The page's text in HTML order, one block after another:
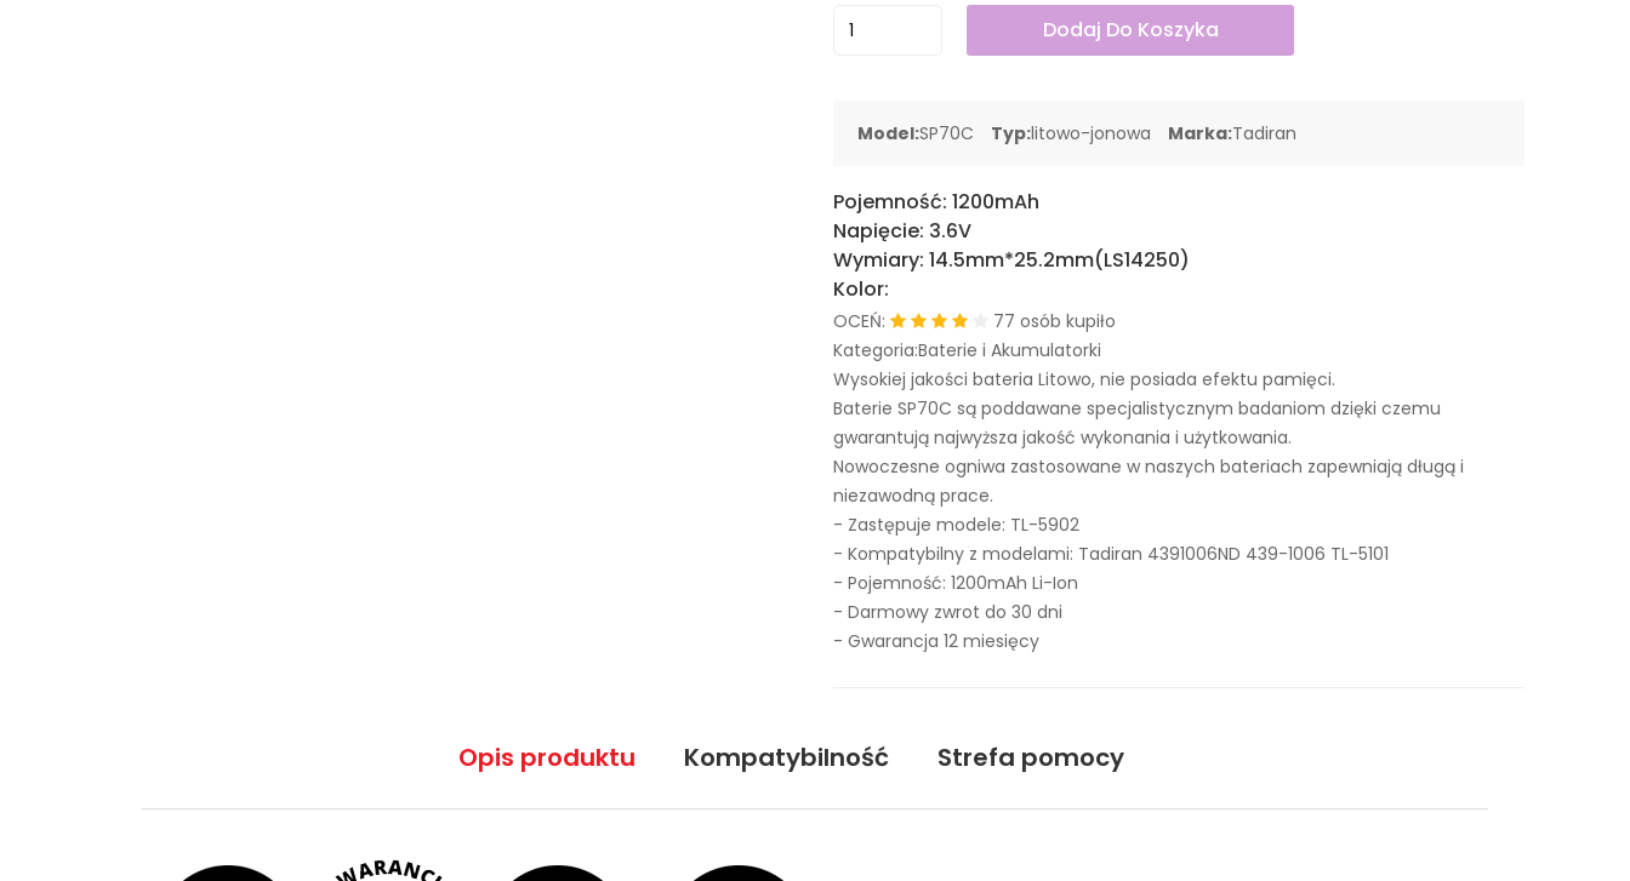
Dodaj Do Koszyka
Model:SP70C Typ:litowo-jonowa Marka:Tadiran
Pojemność: 1200mAh
Napięcie: 3.6V
Wymiary: 14.5mm*25.2mm(LS14250)
Kolor:
OCEŃ:
77 osób kupiło
Kategoria:Baterie i Akumulatorki
Wysokiej jakości bateria Litowo, nie posiada efektu pamięci.
Baterie SP70C są poddawane specjalistycznym badaniom dzięki czemu
gwarantują najwyższa jakość wykonania i użytkowania.
Nowoczesne ogniwa zastosowane w naszych bateriach zapewniają długą i
niezawodną prace.
- Zastępuje modele: TL-5902
- Kompatybilny z modelami: Tadiran 4391006ND 439-1006 TL-5101
- Pojemność: 1200mAh Li-Ion
- Darmowy zwrot do 30 dni
- Gwarancja 12 miesięcy
Opis produktu Kompatybilność Strefa pomocy